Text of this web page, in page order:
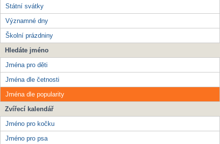
Státní svátky
Významné dny
Školní prázdniny
Hledáte jméno
Jména pro děti
Jména dle četnosti
Jména dle popularity
Zvířecí kalendář
Jméno pro kočku
Jméno pro psa